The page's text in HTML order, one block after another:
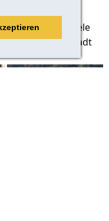
und viele
der Stadt